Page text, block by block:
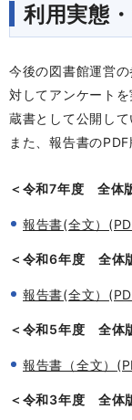
利用実態
今後の図書館運営
対してアンケート
蔵書として公開して
また、報告書の
＜令和7年度 全体
報告書(全文）
＜令和6年度 全体
報告書(全文）
＜令和5年度 全体
報告書（全文）
＜令和3年度 全体